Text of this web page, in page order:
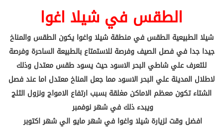
الطقس في شيلا اغوا
شيلا الطبيعية الطقس في منطقة شيلا واغوا يكون الطقس والمناخ
جيدا جدا في فصل الصيف وفرصة للاستمتاع بالطبيعة الساحرة وفرصة
للتعرف علي شاطي البحر الاسود حيث يسود طقس معتدل وذلك
لاطلال المدينة علي البحر الاسود مما جعل المناخ معتدل اما عند فصل
الشتاء تكون معظم الاماكن مغلقة بسبب ارتفاع الامواج ونزول الثلج
ويبدء ذلك في شهر نوفمبر
افضل وقت لزيارة شيلا واغوا في شهر مايو الي شهر اكتوبر